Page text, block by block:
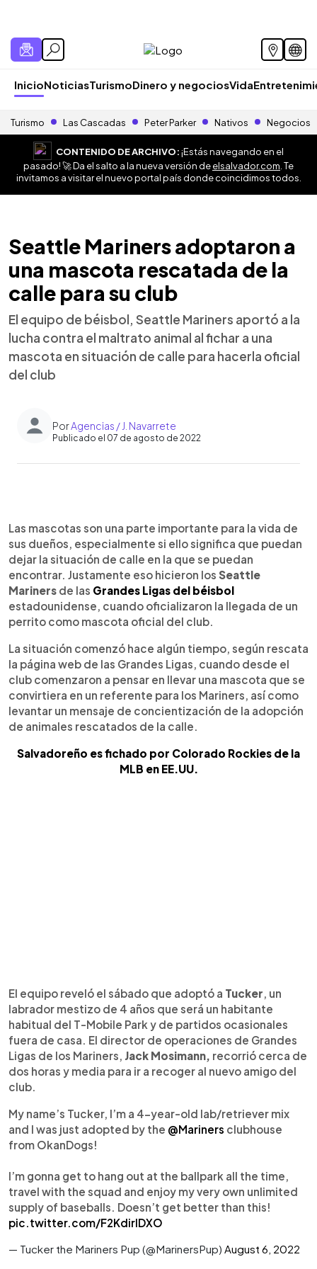
InicioNoticiasTurismoDinero y negociosVida
Turismo Las Cascadas Peter Parker Nativos Negocios
CONTENIDO DE ARCHIVO:¡Estás navegando en el
pasado! 🚀 Da el salto a la nueva versión deelsalvador.com . Te
invitamos a visitar el nuevo portal país donde coincidimos todos.
Seattle Mariners adoptaron a
una mascota rescatada de la
calle para su club
El equipo de béisbol, Seattle Mariners aportó a la
lucha contra el maltrato animal al fichar a una
mascota en situación de calle para hacerla oficial
del club
PorAgencias / J. Navarrete
Publicado el 07 de agosto de 2022
Escuchar artículo
Las mascotas son una parte importante para la vida de
sus dueños, especialmente si ello significa que puedan
dejar la situación de calle en la que se puedan
encontrar. Justamente eso hicieron los Seattle
Mariners de las Grandes Ligas del béisbol
estadounidense, cuando oficializaron la llegada de un
perrito como mascota oficial del club.
La situación comenzó hace algún tiempo, según rescata
la página web de las Grandes Ligas, cuando desde el
club comenzaron a pensar en llevar una mascota que se
convirtiera en un referente para los Mariners, así como
levantar un mensaje de concientización de la adopción
de animales rescatados de la calle.
Salvadoreño es fichado por Colorado Rockies de la
MLB en EE.UU.
El equipo reveló el sábado que adoptó a Tucker, un
labrador mestizo de 4 años que será un habitante
habitual del T-Mobile Park y de partidos ocasionales
fuera de casa. El director de operaciones de Grandes
Ligas de los Mariners, Jack Mosimann, recorrió cerca de
dos horas y media para ir a recoger al nuevo amigo del
club.
My name’s Tucker, I’m a 4-year-old lab/retriever mix
and I was just adopted by the @Mariners clubhouse
from OkanDogs!
I’m gonna get to hang out at the ballpark all the time,
travel with the squad and enjoy my very own unlimited
supply of baseballs. Doesn’t get better than this!
pic.twitter.com/F2KdirlDXO
— Tucker the Mariners Pup (@MarinersPup) August 6, 2022